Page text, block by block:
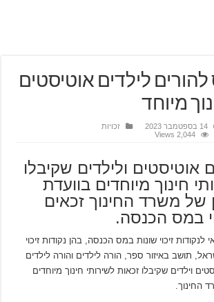
לילדים אוטיסטים
מיוחד
14 בספטמבר 2023
זכויות
2,044 Views
אוטיסטים ולילדים שקיבלו
חינוך מיוחדים בוועדת
של משרד החינוך זכאים
במס הכנסה.
זיכוי שונות במס הכנסה, בהן נקודות זיכוי
תושב באיזור ספר, הורה לילדים והורה לילדים
וילדים שקיבלו זכאות לשירותי חינוך מיוחדים
החינוך.